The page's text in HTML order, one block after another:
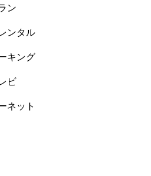
ン
ンタル
キング
ビ
ネット